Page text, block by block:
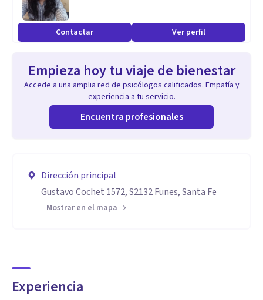
Contactar Ver perfil
Empieza hoy tu viaje de bienestar
Accede a una amplia red de psicólogos calificados. Empatía y
experiencia a tu servicio.
Encuentra profesionales
Dirección principal
Gustavo Cochet 1572, S2132 Funes, Santa Fe
Mostrar en el mapa
Experiencia